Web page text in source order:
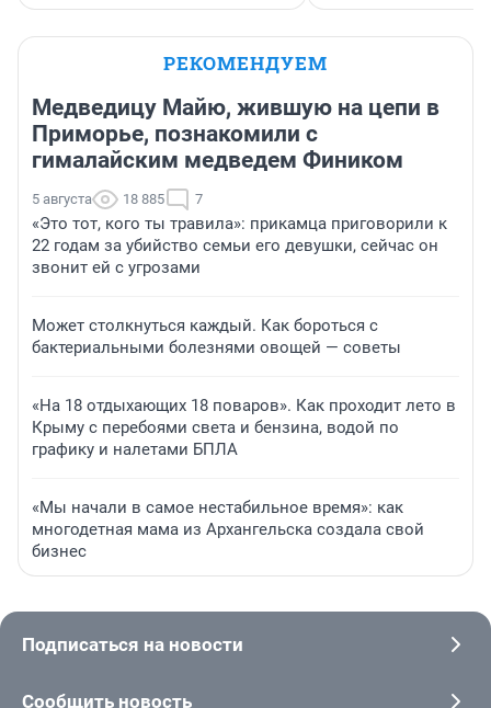
РЕКОМЕНДУЕМ
Медведицу Майю, жившую на цепи в
Приморье, познакомили с
гималайским медведем Фиником
5 августа 18 885 7
«Это тот, кого ты травила»: прикамца приговорили к
22 годам за убийство семьи его девушки, сейчас он
звонит ей с угрозами
Может столкнуться каждый. Как бороться с
бактериальными болезнями овощей — советы
«На 18 отдыхающих 18 поваров». Как проходит лето в
Крыму с перебоями света и бензина, водой по
графику и налетами БПЛА
«Мы начали в самое нестабильное время»: как
многодетная мама из Архангельска создала свой
бизнес
Подписаться на новости
Сообщить новость